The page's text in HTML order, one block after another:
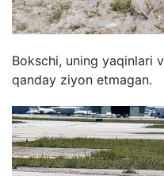
Bokschi, uning yaqinlari
qanday ziyon etmagan.